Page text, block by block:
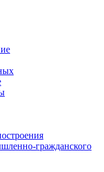
гражданского